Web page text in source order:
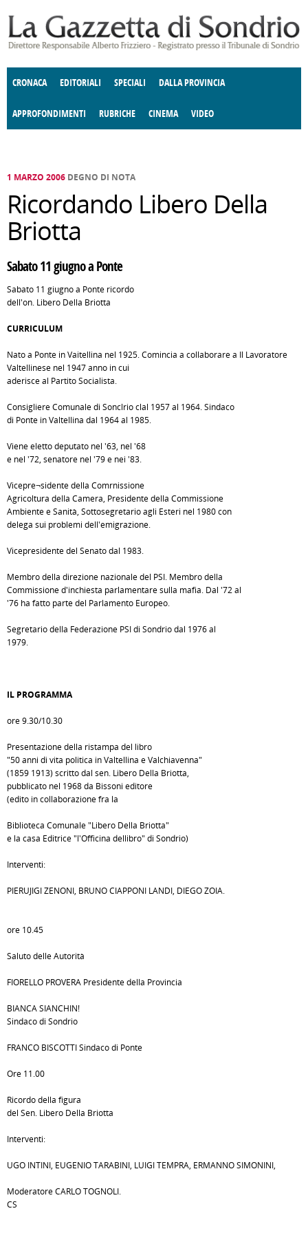
CRONACA EDITORIALI SPECIALI DALLA PROVINCIA
APPROFONDIMENTI
E SPETTACOLI POLITICA
RUBRICHE
DELLE IDEE FATTI DELLO SPIRITO
CINEMA VIDEO
1 MARZO 2006 DEGNO DI NOTA
Ricordando Libero Della
Briotta
Sabato 11 giugno a Ponte
Sabato 11 giugno a Ponte ricordo
dell'on. Libero Della Briotta
CURRICULUM
Nato a Ponte in Vaitellina nel 1925. Comincia a collaborare a Il Lavoratore
Valtellinese nel 1947 anno in cui
aderisce al Partito Socialista.
Consigliere Comunale di Sonclrio clal 1957 al 1964. Sindaco
di Ponte in Valtellina dal 1964 al 1985.
Viene eletto deputato nel '63, nel '68
e nel '72, senatore nel '79 e nei '83.
Vicepre¬sidente della Comrnissione
Agricoltura della Camera, Presidente della Commissione
Ambiente e Sanità, Sottosegretario agli Esteri nel 1980 con
delega sui problemi dell'emigrazione.
Vicepresidente del Senato dal 1983.
Membro della direzione nazionale del PSI. Membro della
Commissione d'inchiesta parlamentare sulla mafia. Dal '72 al
'76 ha fatto parte del Parlamento Europeo.
Segretario della Federazione PSI di Sondrio dal 1976 al
1979.
IL PROGRAMMA
ore 9.30/10.30
Presentazione della ristampa del libro
"50 anni di vita politica in Valtellina e Valchiavenna"
(1859 1913) scritto dal sen. Libero Della Briotta,
pubblicato nel 1968 da Bissoni editore
(edito in collaborazione fra la
Biblioteca Comunale "Libero Della Briotta"
e la casa Editrice "l'Officina dellibro" di Sondrio)
Interventi:
PIERUJIGI ZENONI, BRUNO CIAPPONI LANDI, DIEGO ZOIA.
ore 10.45
Saluto delle Autorità
FIORELLO PROVERA Presidente della Provincia
BIANCA SIANCHIN!
Sindaco di Sondrio
FRANCO BISCOTTI Sindaco di Ponte
Ore 11.00
Ricordo della figura
del Sen. Libero Della Briotta
Interventi:
UGO INTINI, EUGENIO TARABINI, LUIGI TEMPRA, ERMANNO SIMONINI,
Moderatore CARLO TOGNOLI.
CS